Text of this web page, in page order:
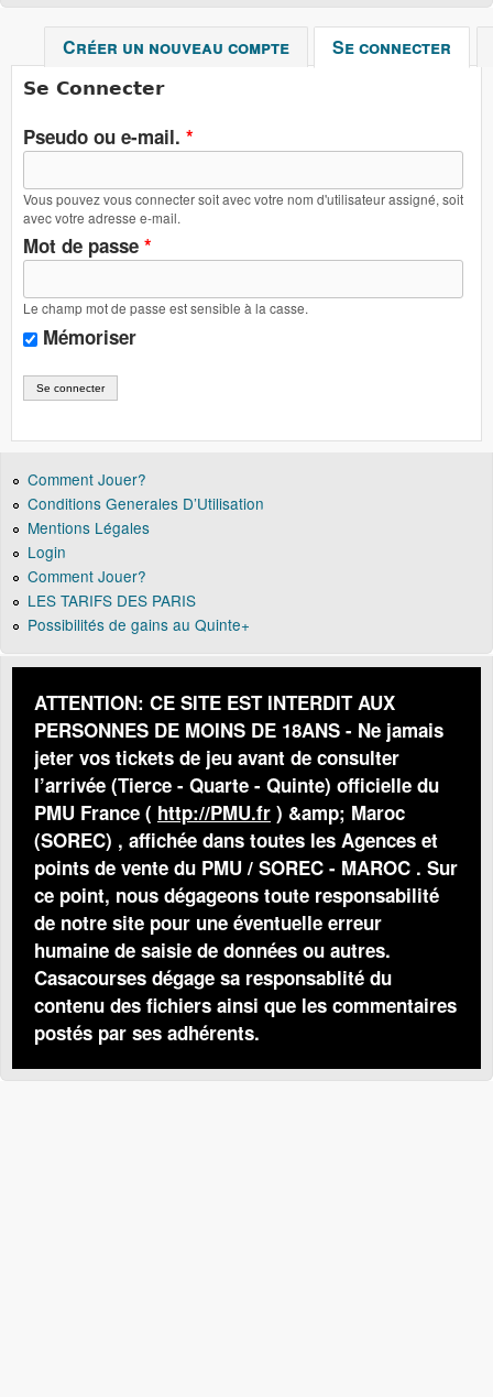
Créer un nouveau compte Se connecter
Se Connecter
Pseudo ou e-mail. *
Vous pouvez vous connecter soit avec votre nom d'utilisateur assigné, soit
avec votre adresse e-mail.
Mot de passe *
Le champ mot de passe est sensible à la casse.
Mémoriser
Comment Jouer?
Conditions Generales D’Utilisation
Mentions Légales
Login
Comment Jouer?
LES TARIFS DES PARIS
Possibilités de gains au Quinte+
ATTENTION: CE SITE EST INTERDIT AUX
PERSONNES DE MOINS DE 18ANS - Ne jamais
jeter vos tickets de jeu avant de consulter
l’arrivée (Tierce - Quarte - Quinte) officielle du
PMU France ( http://PMU.fr ) &amp; Maroc
(SOREC) , affichée dans toutes les Agences et
points de vente du PMU / SOREC - MAROC . Sur
ce point, nous dégageons toute responsabilité
de notre site pour une éventuelle erreur
humaine de saisie de données ou autres.
Casacourses dégage sa responsablité du
contenu des fichiers ainsi que les commentaires
postés par ses adhérents.